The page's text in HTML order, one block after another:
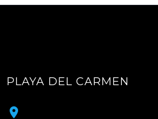
PLAYA DEL CARMEN